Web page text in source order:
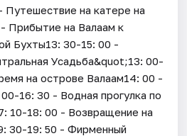
на катере на
Прибытие на Валаам к
Бухты13: 30-15: 00 -
Усадьба&quot;13: 00-
на острове Валаам14: 00 -
16: 30 - Водная прогулка по
10-18: 00 - Возвращение на
30-19: 50 - Фирменный